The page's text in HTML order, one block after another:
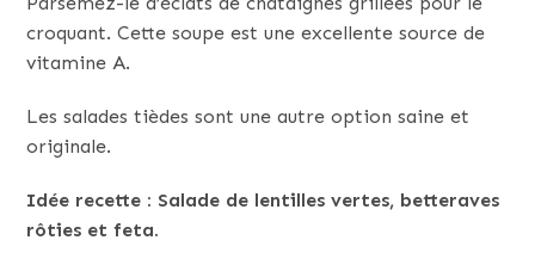
croquant. Cette soupe est une excellente source de
vitamine A.
Les salades tièdes sont une autre option saine et
originale.
Idée recette : Salade de lentilles vertes, betteraves
rôties et feta.